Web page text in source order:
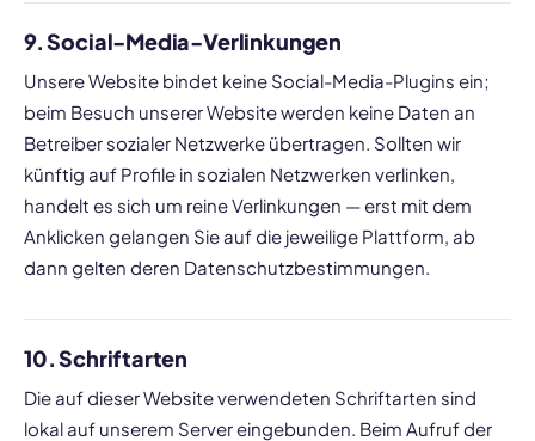
9. Social-Media-Verlinkungen
Unsere Website bindet keine Social-Media-Plugins ein;
beim Besuch unserer Website werden keine Daten an
Betreiber sozialer Netzwerke übertragen. Sollten wir
künftig auf Profile in sozialen Netzwerken verlinken,
handelt es sich um reine Verlinkungen — erst mit dem
Anklicken gelangen Sie auf die jeweilige Plattform, ab
dann gelten deren Datenschutzbestimmungen.
10. Schriftarten
Die auf dieser Website verwendeten Schriftarten sind
lokal auf unserem Server eingebunden. Beim Aufruf der